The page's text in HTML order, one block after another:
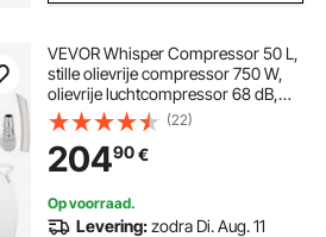
VEVOR Whisper Compressor 50 L,
stille olievrije compressor 750 W,
olievrije luchtcompressor 68 dB,
luchtcompressor 230 V, stille
luchttank met een afzuigvolume van
170 l/min en ingebouwde
afzuigventilator.
(22)
20490€
Op voorraad.
Levering:zodra Di. Aug. 11